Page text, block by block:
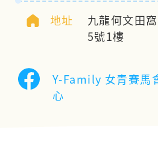
地址
九龍何文田
5號1樓
Y-Family 女青賽馬
心